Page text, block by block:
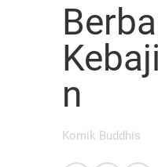
n
Komik Buddhis